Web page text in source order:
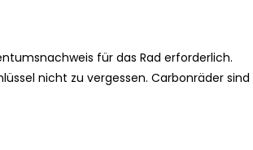
für das Rad erforderlich.
nicht zu vergessen. Carbonräder sind